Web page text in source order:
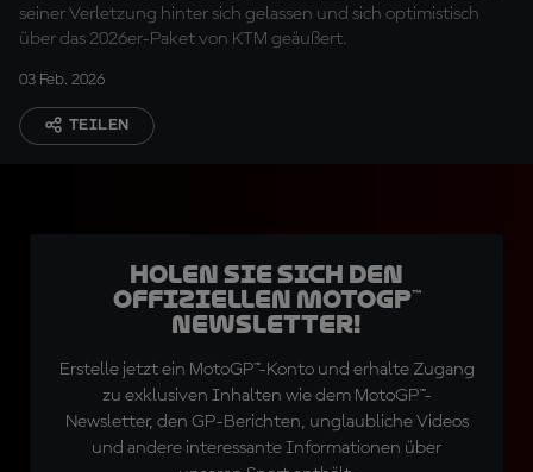
seiner Verletzung hinter sich gelassen und sich optimistisch
über das 2026er-Paket von KTM geäußert.
03 Feb. 2026
TEILEN
Holen Sie sich den
offiziellen MotoGP™
Newsletter!
Erstelle jetzt ein MotoGP™-Konto und erhalte Zugang
zu exklusiven Inhalten wie dem MotoGP™-
Newsletter, den GP-Berichten, unglaubliche Videos
und andere interessante Informationen über